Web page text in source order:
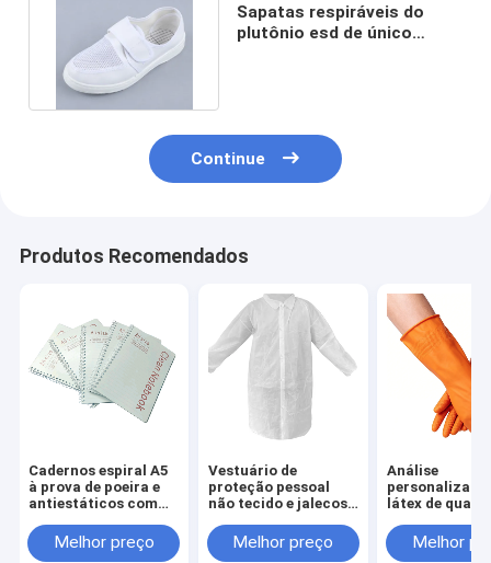
Sapatas respiráveis do
plutônio esd de único
Continue
Produtos Recomendados
Cadernos espiral A5
à prova de poeira e
antiestáticos com
papel sem poeira são
adequados para uso
Melhor preço
Vestuário de
proteção pessoal
não tecido e jalecos
Melhor preço
Análise
personalizada
látex de
100%
descartáveis
Melhor